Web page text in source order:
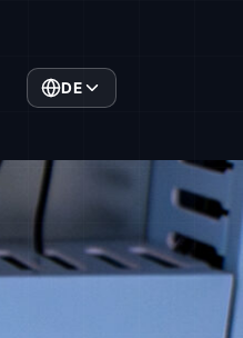
DE